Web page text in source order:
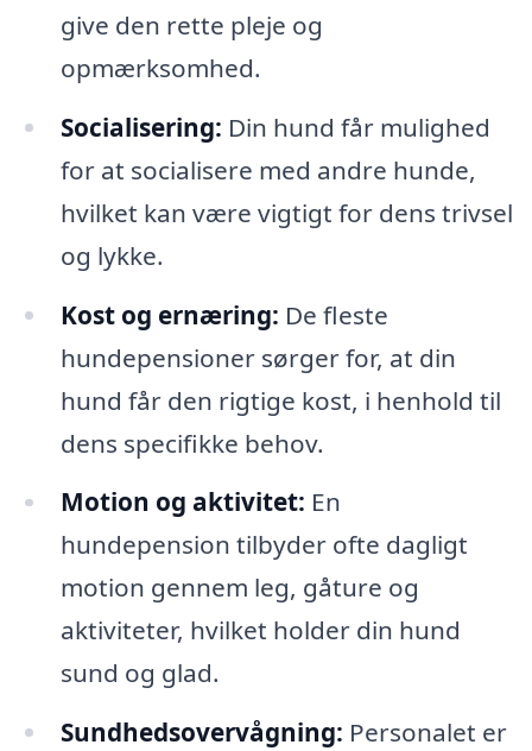
give den rette pleje og
opmærksomhed.
Socialisering: Din hund får mulighed
for at socialisere med andre hunde,
hvilket kan være vigtigt for dens trivsel
og lykke.
Kost og ernæring: De fleste
hundepensioner sørger for, at din
hund får den rigtige kost, i henhold til
dens specifikke behov.
Motion og aktivitet: En
hundepension tilbyder ofte dagligt
motion gennem leg, gåture og
aktiviteter, hvilket holder din hund
sund og glad.
Sundhedsovervågning: Personalet er